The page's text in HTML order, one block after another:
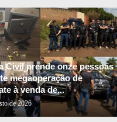
Civil prende onze pessoas
megaoperação de
à venda de...
de 2026